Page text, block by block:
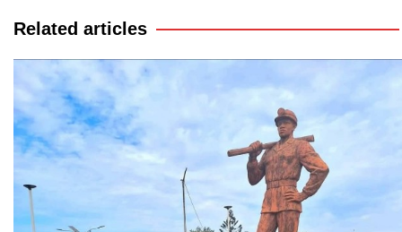
l’article
Related articles